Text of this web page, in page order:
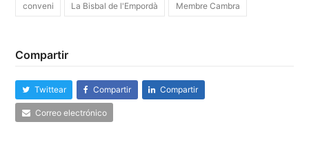
conveni La Bisbal de l'Empordà Membre Cambra
Compartir
Twittear Compartir Compartir
Correo electrónico